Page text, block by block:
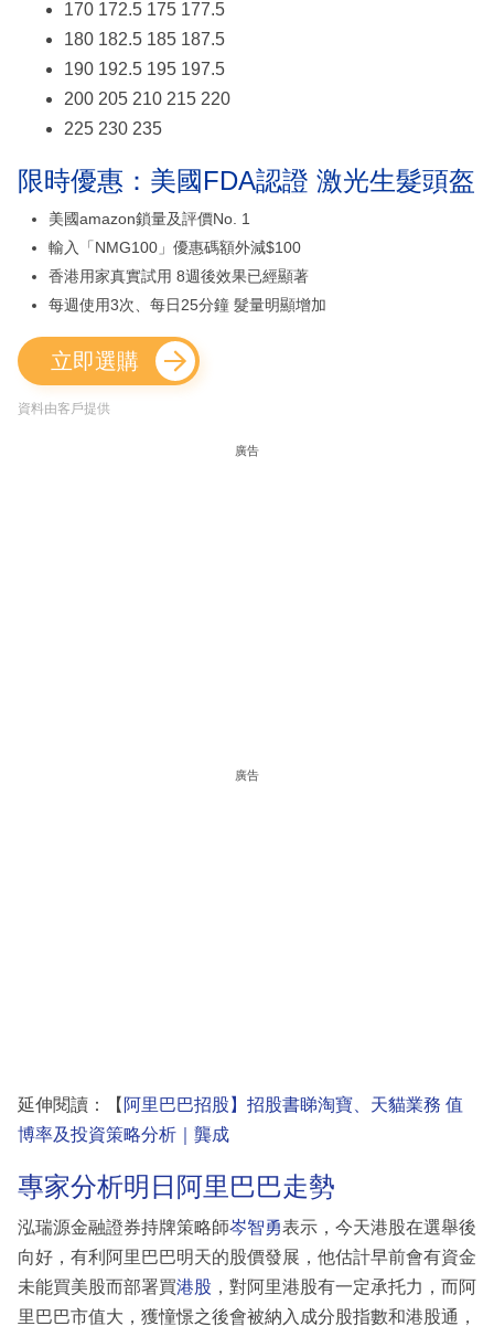
170 172.5 175 177.5
180 182.5 185 187.5
190 192.5 195 197.5
200 205 210 215 220
225 230 235
限時優惠：美國FDA認證 激光生髮頭盔
美國amazon鎖量及評價No. 1
輸入「NMG100」優惠碼額外減$100
香港用家真實試用 8週後效果已經顯著
每週使用3次、每日25分鐘 髮量明顯增加
立即選購
資料由客戶提供
廣告
廣告
延伸閱讀：【 阿里巴巴招股】招股書睇淘寶、天貓業務 值
博率及投資策略分析｜龔成
專家分析明日阿里巴巴走勢
泓瑞源金融證券持牌策略師岑智勇表示，今天港股在選舉後
向好，有利阿里巴巴明天的股價發展，他估計早前會有資金
未能買美股而部署買港股 ，對阿里港股有一定承托力，而阿
里巴巴市值大，獲憧憬之後會被納入成分股指數和港股通，